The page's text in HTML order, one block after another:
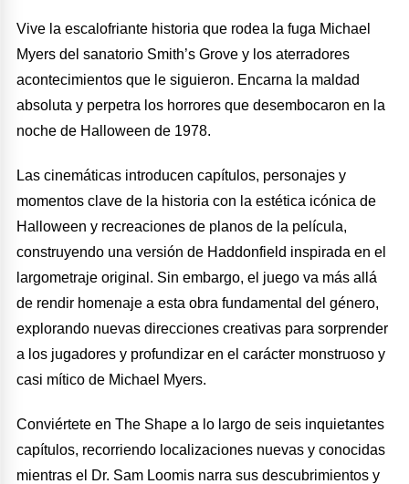
Vive la escalofriante historia que rodea la fuga Michael
Myers del sanatorio Smith’s Grove y los aterradores
acontecimientos que le siguieron. Encarna la maldad
absoluta y perpetra los horrores que desembocaron en la
noche de Halloween de 1978.
Las cinemáticas introducen capítulos, personajes y
momentos clave de la historia con la estética icónica de
Halloween y recreaciones de planos de la película,
construyendo una versión de Haddonfield inspirada en el
largometraje original. Sin embargo, el juego va más allá
de rendir homenaje a esta obra fundamental del género,
explorando nuevas direcciones creativas para sorprender
a los jugadores y profundizar en el carácter monstruoso y
casi mítico de Michael Myers.
Conviértete en The Shape a lo largo de seis inquietantes
capítulos, recorriendo localizaciones nuevas y conocidas
mientras el Dr. Sam Loomis narra sus descubrimientos y